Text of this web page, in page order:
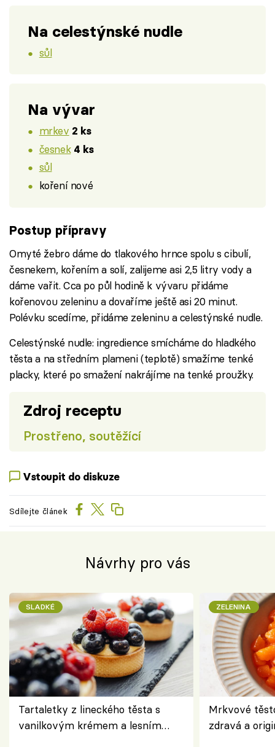
Na celestýnské nudle
sůl
Na vývar
mrkev 2 ks
česnek 4 ks
sůl
koření nové
Postup přípravy
Omyté žebro dáme do tlakového hrnce spolu s cibulí,
česnekem, kořením a solí, zalijeme asi 2,5 litry vody a
dáme vařit. Cca po půl hodině k vývaru přidáme
kořenovou zeleninu a dovaříme ještě asi 20 minut.
Polévku scedíme, přidáme zeleninu a celestýnské nudle.
Celestýnské nudle: ingredience smícháme do hladkého
těsta a na středním plameni (teplotě) smažíme tenké
placky, které po smažení nakrájíme na tenké proužky.
Zdroj receptu
Prostřeno, soutěžící
Vstoupit do diskuze
Sdílejte článek
Návrhy pro vás
SLADKÉ
Tartaletky z lineckého těsta s
vanilkovým krémem a lesním
ZELENINA
Mrkvové
zdravá a